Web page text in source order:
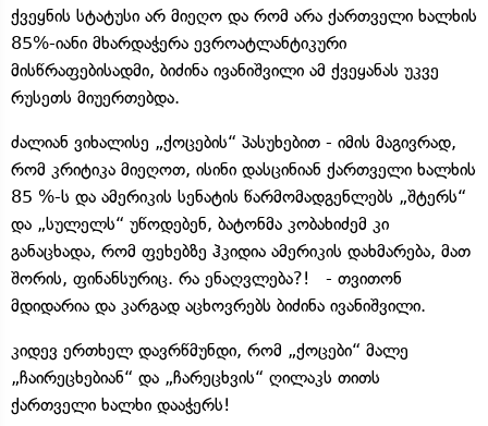
ქვეყნის სტატუსი არ მიეღო და რომ არა ქართველი ხალხის
85%-იანი მხარდაჭერა ევროატლანტიკური
მისწრაფებისადმი, ბიძინა ივანიშვილი ამ ქვეყანას უკვე
რუსეთს მიუერთებდა.
ძალიან ვიხალისე „ქოცების“ პასუხებით - იმის მაგივრად,
რომ კრიტიკა მიეღოთ, ისინი დასცინიან ქართველი ხალხის
85 %-ს და ამერიკის სენატის წარმომადგენლებს „შტერს“
და „სულელს“ უწოდებენ, ბატონმა კობახიძემ კი
განაცხადა, რომ ფეხებზე ჰკიდია ამერიკის დახმარება, მათ
შორის, ფინანსურიც. რა ენაღვლება?! - თვითონ
მდიდარია და კარგად აცხოვრებს ბიძინა ივანიშვილი.
კიდევ ერთხელ დავრწმუნდი, რომ „ქოცები“ მალე
„ჩაირეცხებიან“ და „ჩარეცხვის“ ღილაკს თითს
ქართველი ხალხი დააჭერს!